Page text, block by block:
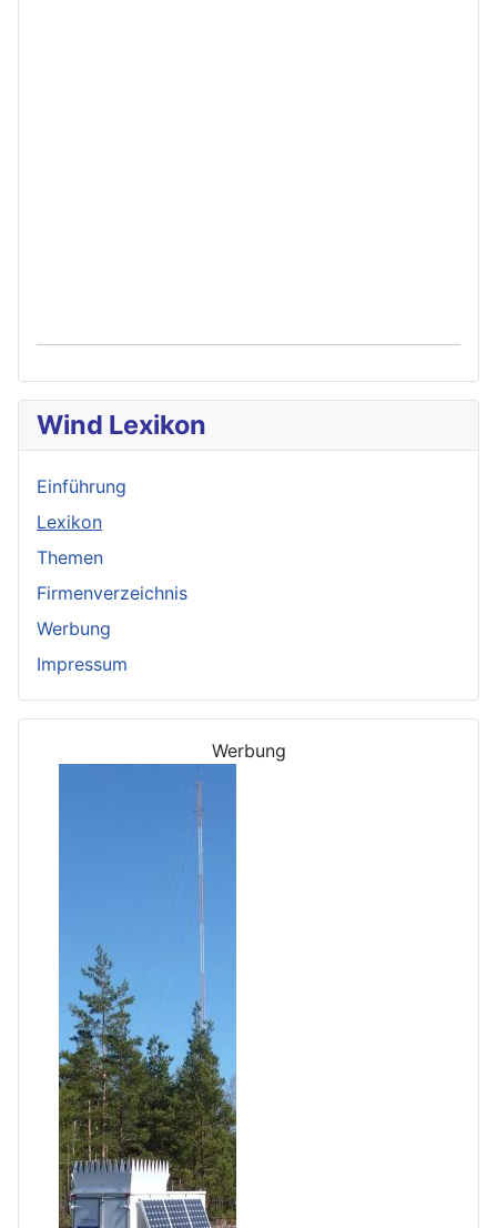
Wind Lexikon
Einführung
Lexikon
Themen
Firmenverzeichnis
Werbung
Impressum
Werbung